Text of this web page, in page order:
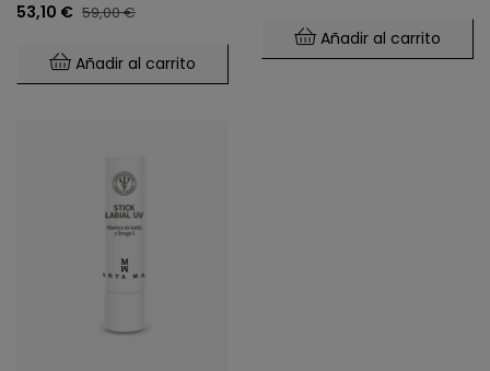
53,10 € 59,00 €
Añadir al carrito
Añadir al carrito